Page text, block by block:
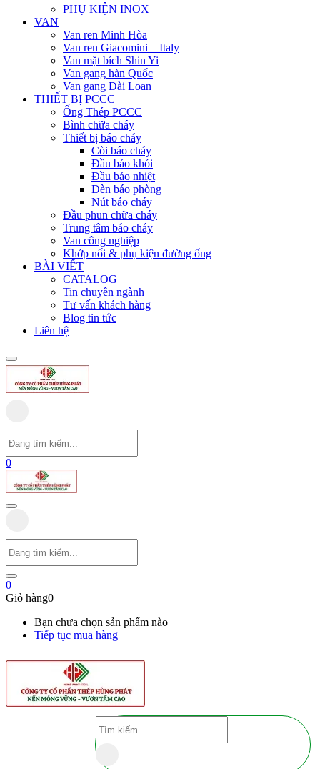
PHỤ KIỆN INOX
VAN
Van ren Minh Hòa
Van ren Giacomini – Italy
Van mặt bích Shin Yi
Van gang hàn Quốc
Van gang Đài Loan
THIẾT BỊ PCCC
Ống Thép PCCC
Bình chữa cháy
Thiết bị báo cháy
Còi báo cháy
Đầu báo khói
Đầu báo nhiệt
Đèn báo phòng
Nút báo cháy
Đầu phun chữa cháy
Trung tâm báo cháy
Van công nghiệp
Khớp nối & phụ kiện đường ống
BÀI VIẾT
CATALOG
Tin chuyên ngành
Tư vấn khách hàng
Blog tin tức
Liên hệ
0
0
Giỏ hàng0
Bạn chưa chọn sản phẩm nào
Tiếp tục mua hàng